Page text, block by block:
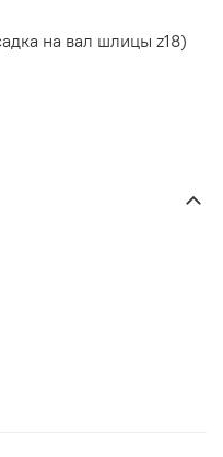
на вал шлицы z18)